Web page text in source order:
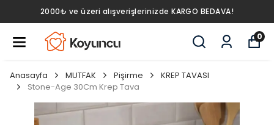
2000₺ ve üzeri alışverişlerinizde KARGO BEDAVA!
0
Anasayfa MUTFAK Pişirme
KREP TAVASI
Stone-Age 30Cm Krep Tava